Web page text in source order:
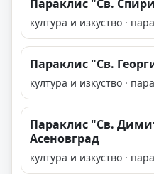
Параклис "Св.
култура и изкуство ·
Параклис "Св.
култура и изкуство ·
Параклис "Св.
Асеновград
култура и изкуство ·